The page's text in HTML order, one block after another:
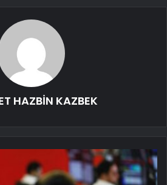
HAZBİN KAZBEK